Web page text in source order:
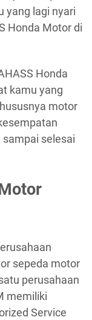
yang lagi nyari
Honda Motor di
Honda
kamu yang
motor
selesai
sepeda motor
perusahaan
memiliki
Service